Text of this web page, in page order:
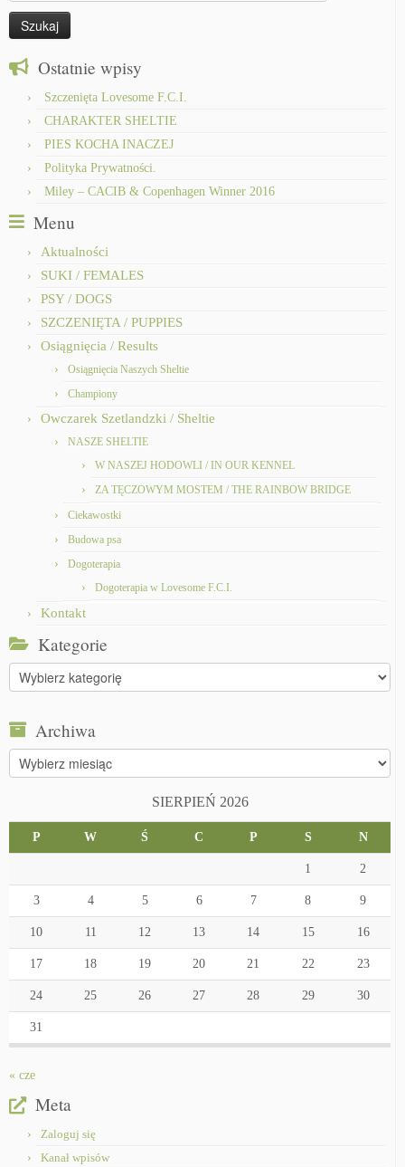
Ostatnie wpisy
Szczenięta Lovesome F.C.I.
CHARAKTER SHELTIE
PIES KOCHA INACZEJ
Polityka Prywatności.
Miley – CACIB & Copenhagen Winner 2016
Menu
Aktualności
SUKI / FEMALES
PSY / DOGS
SZCZENIĘTA / PUPPIES
Osiągnięcia / Results
Osiągnięcia Naszych Sheltie
Championy
Owczarek Szetlandzki / Sheltie
NASZE SHELTIE
W NASZEJ HODOWLI / IN OUR KENNEL
ZA TĘCZOWYM MOSTEM / THE RAINBOW BRIDGE
Ciekawostki
Budowa psa
Dogoterapia
Dogoterapia w Lovesome F.C.I.
Kontakt
Kategorie
Kategorie
Archiwa
Archiwa
SIERPIEŃ 2026
P W Ś C P S N
1 2
3 4 5 6 7 8 9
10 11 12 13 14 15 16
17 18 19 20 21 22 23
24 25 26 27 28 29 30
31
« cze
Meta
Zaloguj się
Kanał wpisów